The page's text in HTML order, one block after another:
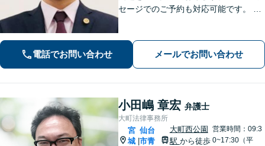
セージでのご予約も対応可能です。 LI
in.ee/uFqpYWb
電話でお問い合わせ メールでお問い合わせ
小田嶋 章宏 弁護士
大町法律事務所
宮
城 |
仙台
市青
大町西公園
駅 から徒歩
営業時間：09:3
0~17:30（平